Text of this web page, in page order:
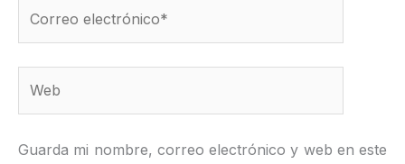
Guarda mi nombre, correo electrónico y web en este